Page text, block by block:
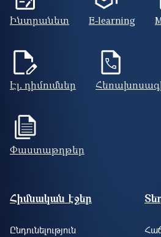
Ինտրանետ E-learning
Էլ. դիմումներ
Փաստաթղթեր
Footer site information
Հիմնական էջեր
Ընդունելություն